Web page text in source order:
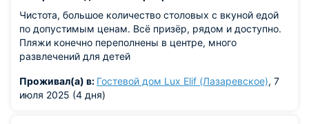
Чистота, большое количество столовых с вкуной едой
по допустимым ценам. Всё призёр, рядом и доступно.
Пляжи конечно переполнены в центре, много
развлечений для детей
Проживал(а) в: Гостевой дом Lux Elif (Лазаревское), 7
июля 2025 (4 дня)